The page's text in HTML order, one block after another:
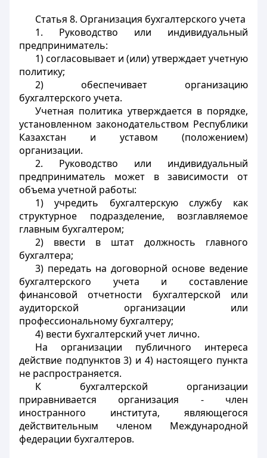
Статья 8. Организация бухгалтерского учета
1. Руководство или индивидуальный
предприниматель:
1) согласовывает и (или) утверждает учетную
политику;
2) обеспечивает организацию
бухгалтерского учета.
Учетная политика утверждается в порядке,
установленном законодательством Республики
Казахстан и уставом (положением)
организации.
2. Руководство или индивидуальный
предприниматель может в зависимости от
объема учетной работы:
1) учредить бухгалтерскую службу как
структурное подразделение, возглавляемое
главным бухгалтером;
2) ввести в штат должность главного
бухгалтера;
3) передать на договорной основе ведение
бухгалтерского учета и составление
финансовой отчетности бухгалтерской или
аудиторской организации или
профессиональному бухгалтеру;
4) вести бухгалтерский учет лично.
На организации публичного интереса
действие подпунктов 3) и 4) настоящего пункта
не распространяется.
К бухгалтерской организации
приравнивается организация - член
иностранного института, являющегося
действительным членом Международной
федерации бухгалтеров.